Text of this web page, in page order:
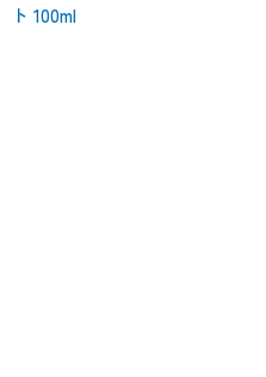
ト 100ml